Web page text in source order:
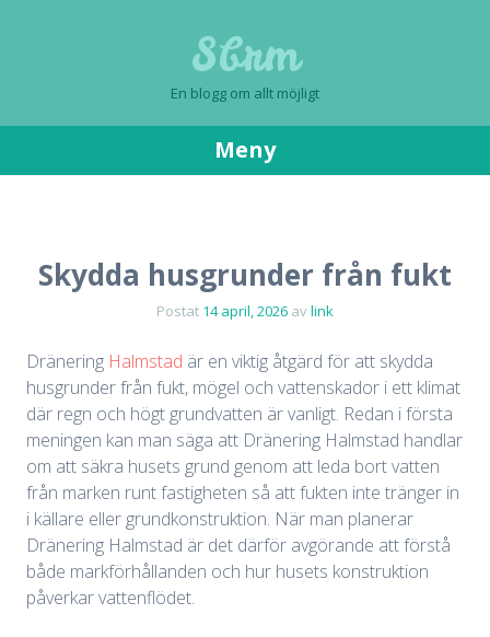
Sbrm
En blogg om allt möjligt
Meny
Skydda husgrunder från fukt
Postat 14 april, 2026 avlink
Dränering Halmstad är en viktig åtgärd för att skydda
husgrunder från fukt, mögel och vattenskador i ett klimat
där regn och högt grundvatten är vanligt. Redan i första
meningen kan man säga att Dränering Halmstad handlar
om att säkra husets grund genom att leda bort vatten
från marken runt fastigheten så att fukten inte tränger in
i källare eller grundkonstruktion. När man planerar
Dränering Halmstad är det därför avgörande att förstå
både markförhållanden och hur husets konstruktion
påverkar vattenflödet.